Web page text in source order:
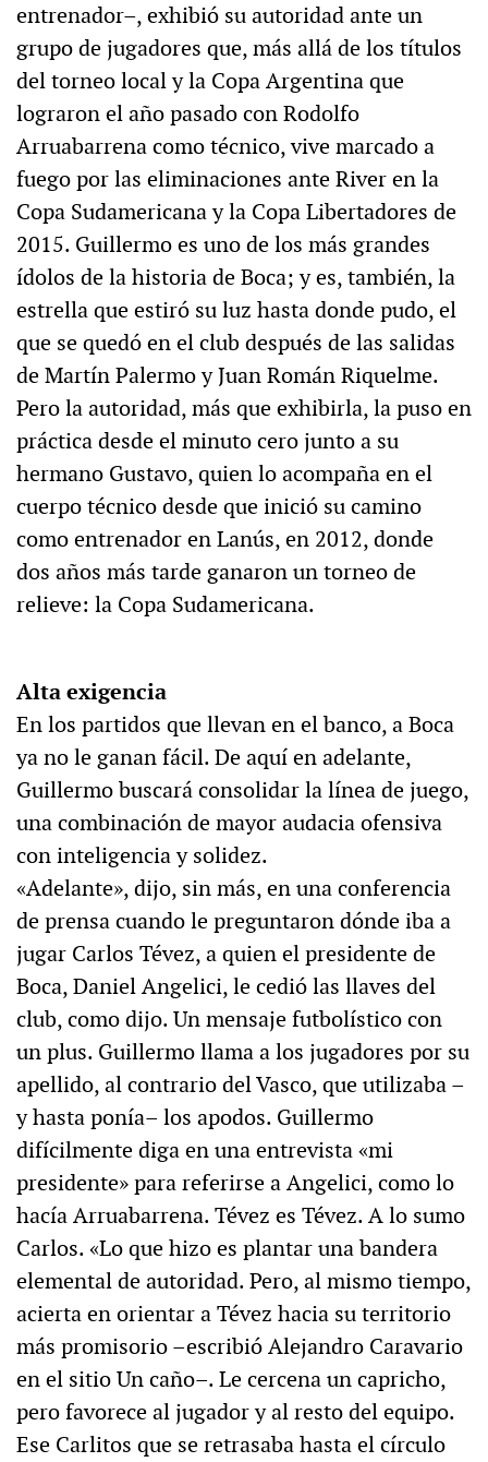
entrenador–, exhibió su autoridad ante un
grupo de jugadores que, más allá de los títulos
del torneo local y la Copa Argentina que
lograron el año pasado con Rodolfo
Arruabarrena como técnico, vive marcado a
fuego por las eliminaciones ante River en la
Copa Sudamericana y la Copa Libertadores de
2015. Guillermo es uno de los más grandes
ídolos de la historia de Boca; y es, también, la
estrella que estiró su luz hasta donde pudo, el
que se quedó en el club después de las salidas
de Martín Palermo y Juan Román Riquelme.
Pero la autoridad, más que exhibirla, la puso en
práctica desde el minuto cero junto a su
hermano Gustavo, quien lo acompaña en el
cuerpo técnico desde que inició su camino
como entrenador en Lanús, en 2012, donde
dos años más tarde ganaron un torneo de
relieve: la Copa Sudamericana.
Alta exigencia
En los partidos que llevan en el banco, a Boca
ya no le ganan fácil. De aquí en adelante,
Guillermo buscará consolidar la línea de juego,
una combinación de mayor audacia ofensiva
con inteligencia y solidez.
«Adelante», dijo, sin más, en una conferencia
de prensa cuando le preguntaron dónde iba a
jugar Carlos Tévez, a quien el presidente de
Boca, Daniel Angelici, le cedió las llaves del
club, como dijo. Un mensaje futbolístico con
un plus. Guillermo llama a los jugadores por su
apellido, al contrario del Vasco, que utilizaba –
y hasta ponía– los apodos. Guillermo
difícilmente diga en una entrevista «mi
presidente» para referirse a Angelici, como lo
hacía Arruabarrena. Tévez es Tévez. A lo sumo
Carlos. «Lo que hizo es plantar una bandera
elemental de autoridad. Pero, al mismo tiempo,
acierta en orientar a Tévez hacia su territorio
más promisorio –escribió Alejandro Caravario
en el sitio Un caño–. Le cercena un capricho,
pero favorece al jugador y al resto del equipo.
Ese Carlitos que se retrasaba hasta el círculo